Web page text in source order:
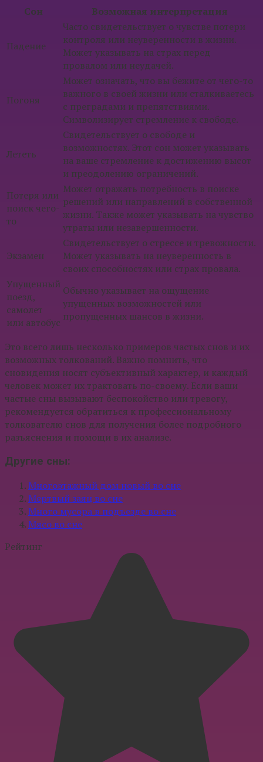
Сон Возможная интерпретация
Падение
Часто свидетельствует о чувстве потери
контроля или неуверенности в жизни.
Может указывать на страх перед
провалом или неудачей.
Погоня
Может означать, что вы бежите от чего-то
важного в своей жизни или сталкиваетесь
с преградами и препятствиями.
Символизирует стремление к свободе.
Лететь
Свидетельствует о свободе и
возможностях. Этот сон может указывать
на ваше стремление к достижению высот
и преодолению ограничений.
Потеря или
поиск чего-
то
Может отражать потребность в поиске
решений или направлений в собственной
жизни. Также может указывать на чувство
утраты или незавершенности.
Экзамен
Свидетельствует о стрессе и тревожности.
Может указывать на неуверенность в
своих способностях или страх провала.
Упущенный
поезд,
самолет
или автобус
Обычно указывает на ощущение
упущенных возможностей или
пропущенных шансов в жизни.
Это всего лишь несколько примеров частых снов и их
возможных толкований. Важно помнить, что
сновидения носят субъективный характер, и каждый
человек может их трактовать по-своему. Если ваши
частые сны вызывают беспокойство или тревогу,
рекомендуется обратиться к профессиональному
толкователю снов для получения более подробного
разъяснения и помощи в их анализе.
Другие сны:
Многоэтажный дом новый во сне
Мертвый заяц во сне
Много мусора в подъезде во сне
Мясо во сне
Рейтинг